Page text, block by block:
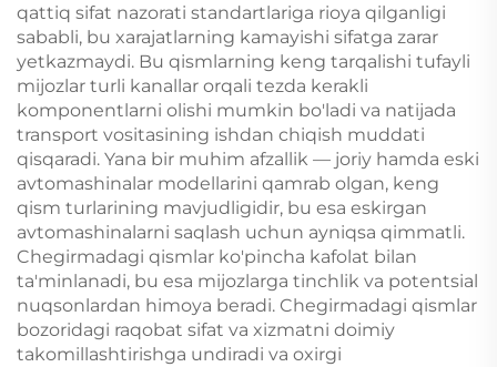
qattiq sifat nazorati standartlariga rioya qilganligi
sababli, bu xarajatlarning kamayishi sifatga zarar
yetkazmaydi. Bu qismlarning keng tarqalishi tufayli
mijozlar turli kanallar orqali tezda kerakli
komponentlarni olishi mumkin bo'ladi va natijada
transport vositasining ishdan chiqish muddati
qisqaradi. Yana bir muhim afzallik — joriy hamda eski
avtomashinalar modellarini qamrab olgan, keng
qism turlarining mavjudligidir, bu esa eskirgan
avtomashinalarni saqlash uchun ayniqsa qimmatli.
Chegirmadagi qismlar ko'pincha kafolat bilan
ta'minlanadi, bu esa mijozlarga tinchlik va potentsial
nuqsonlardan himoya beradi. Chegirmadagi qismlar
bozoridagi raqobat sifat va xizmatni doimiy
takomillashtirishga undiradi va oxirgi